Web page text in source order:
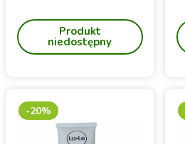
mango i papają o działaniu
bakteriobójczym,,
dezodoryzującym i
Produkt
niedostępny
-20%